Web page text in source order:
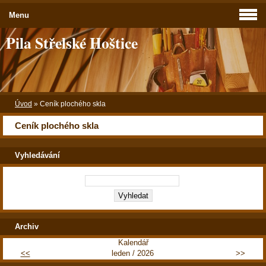
Pila Střelské Hoštice
Úvod » Ceník plochého skla
Ceník plochého skla
Menu
Vyhledávání
Archiv
Kalendář
<<
leden / 2026 >>